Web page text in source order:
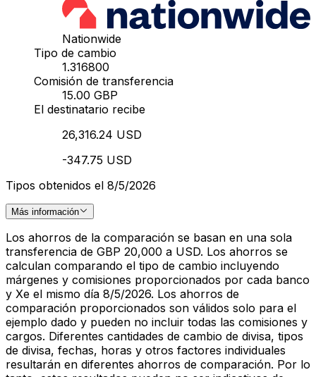
Nationwide
Tipo de cambio
1.316800
Comisión de transferencia
15.00 GBP
El destinatario recibe
26,316.24 USD
-347.75 USD
Tipos obtenidos el 8/5/2026
Más información
Los ahorros de la comparación se basan en una sola
transferencia de GBP 20,000 a USD. Los ahorros se
calculan comparando el tipo de cambio incluyendo
márgenes y comisiones proporcionados por cada banco
y Xe el mismo día 8/5/2026. Los ahorros de
comparación proporcionados son válidos solo para el
ejemplo dado y pueden no incluir todas las comisiones y
cargos. Diferentes cantidades de cambio de divisa, tipos
de divisa, fechas, horas y otros factores individuales
resultarán en diferentes ahorros de comparación. Por lo